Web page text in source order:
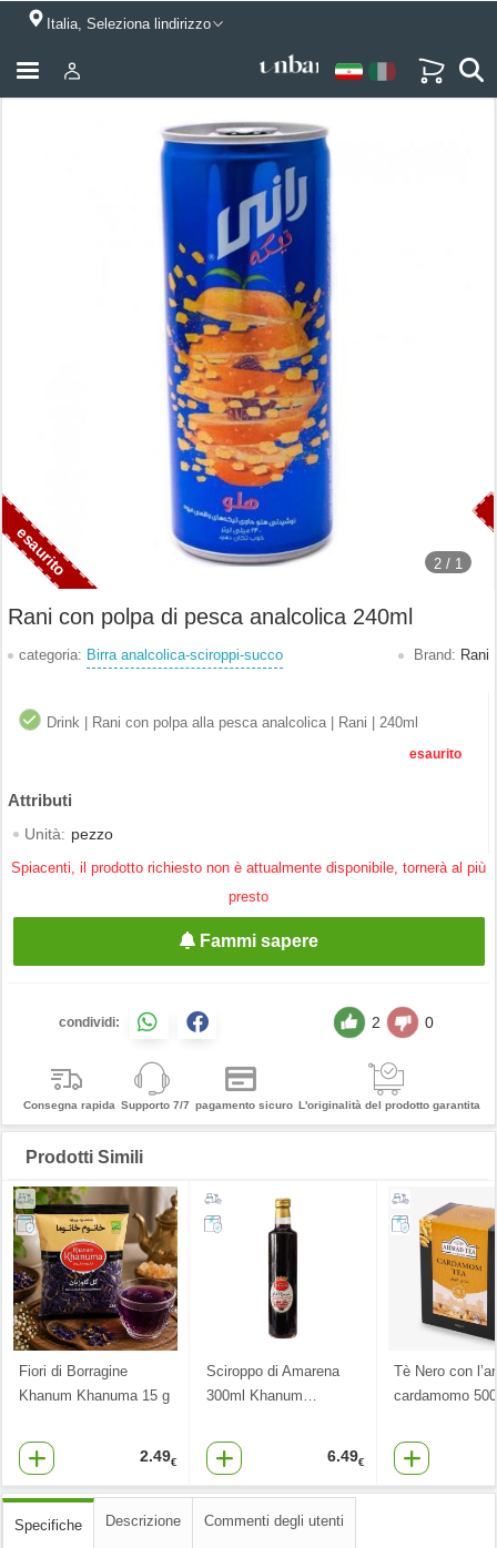
Italia, Seleziona lindirizzo
2 / 1
Rani con polpa di pesca analcolica 240ml
categoria: Birra analcolica-sciroppi-succo Brand: Rani
Drink | Rani con polpa alla pesca analcolica | Rani | 240ml
esaurito
Unità: pezzo
Spiacenti, il prodotto richiesto non è attualmente disponibile, tornerà al più
presto
Fammi sapere
condividi: 2 0
Consegna rapida Supporto 7/7 pagamento sicuro L'originalità del prodotto garantita
Prodotti Simili
Fiori di Borragine
Khanum Khanuma 15 g
2.49€
Sciroppo di Amarena
300ml Khanum…
6.49€
Tè Nero con
cardamomo
Specifiche Descrizione Commenti degli utenti